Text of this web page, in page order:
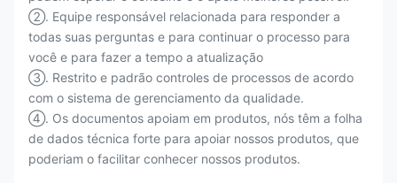
②. Equipe responsável relacionada para responder a
todas suas perguntas e para continuar o processo para
você e para fazer a tempo a atualização
③. Restrito e padrão controles de processos de acordo
com o sistema de gerenciamento da qualidade.
④. Os documentos apoiam em produtos, nós têm a folha
de dados técnica forte para apoiar nossos produtos, que
poderiam o facilitar conhecer nossos produtos.